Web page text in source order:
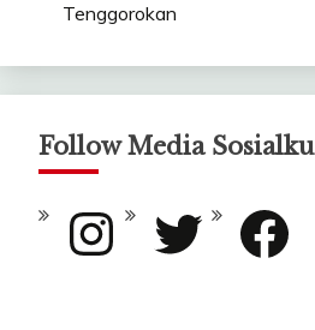
Tenggorokan
Follow Media Sosialku
Instagram Twitter Facebook